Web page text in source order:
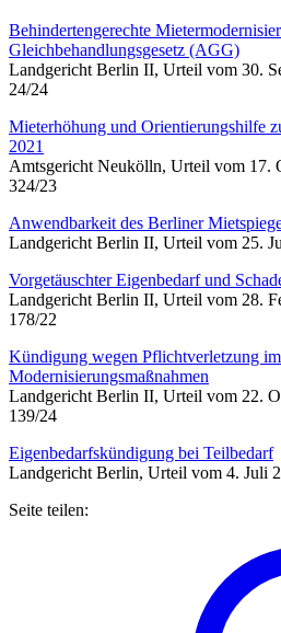
Behindertengerechte
Gleichbehandlungsgesetz (AGG)
Landgericht Berlin II, Urteil vom 30.
24/24
Mieterhöhung und Orientierungshilfe
2021
Amtsgericht Neukölln, Urteil vom 17.
324/23
Anwendbarkeit des Berliner
Landgericht Berlin II, Urteil vom 25.
Vorgetäuschter Eigenbedarf und
Landgericht Berlin II, Urteil vom 28.
178/22
Kündigung wegen Pflichtverletzung
Modernisierungsmaßnahmen
Landgericht Berlin II, Urteil vom 22.
139/24
Eigenbedarfskündigung bei Teilbedarf
Landgericht Berlin, Urteil vom 4. Juli
Seite teilen: